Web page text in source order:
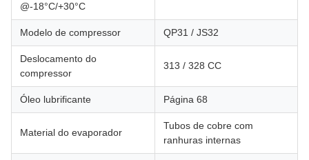
@-18°C/+30°C
Modelo de compressor QP31 / JS32
Deslocamento do
compressor
313 / 328 CC
Óleo lubrificante Página 68
Material do evaporador
Tubos de cobre com
ranhuras internas